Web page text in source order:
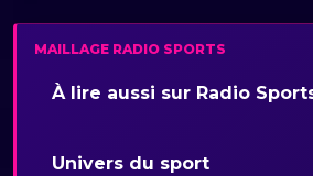
MAILLAGE RADIO SPORTS
À lire aussi sur Radio
Univers du sport